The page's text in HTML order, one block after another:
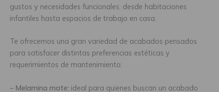
gustos y necesidades funcionales: desde habitaciones
infantiles hasta espacios de trabajo en casa.
Te ofrecemos una gran variedad de acabados pensados
para satisfacer distintas preferencias estéticas y
requerimientos de mantenimiento:
– Melamina mate: ideal para quienes buscan un acabado